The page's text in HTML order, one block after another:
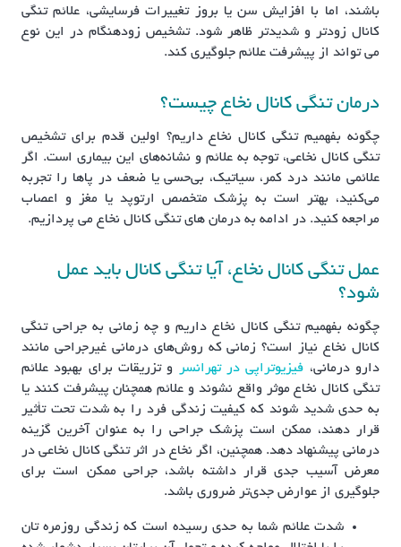
باشند، اما با افزایش سن یا بروز تغییرات فرسایشی، علائم تنگی
کانال زودتر و شدیدتر ظاهر شود. تشخیص زودهنگام در این نوع
می تواند از پیشرفت علائم جلوگیری کند.
درمان تنگی کانال نخاع چیست؟
چگونه بفهمیم تنگی کانال نخاع داریم؟ اولین قدم برای تشخیص
تنگی کانال نخاعی، توجه به علائم و نشانه‌های این بیماری است. اگر
علائمی مانند درد کمر، سیاتیک، بی‌حسی یا ضعف در پاها را تجربه
می‌کنید، بهتر است به پزشک متخصص ارتوپد یا مغز و اعصاب
مراجعه کنید. در ادامه به درمان های تنگی کانال نخاع می پردازیم.
عمل تنگی کانال نخاع، آیا تنگی کانال باید عمل
شود؟
چگونه بفهمیم تنگی کانال نخاع داریم و چه زمانی به جراحی تنگی
کانال نخاع نیاز است؟ زمانی که روش‌های درمانی غیرجراحی مانند
دارو درمانی، فیزیوتراپی در تهرانسر
و تزریقات برای بهبود علائم
تنگی کانال نخاع موثر واقع نشوند و علائم همچنان پیشرفت کنند یا
به حدی شدید شوند که کیفیت زندگی فرد را به شدت تحت تأثیر
قرار دهند، ممکن است پزشک جراحی را به عنوان آخرین گزینه
درمانی پیشنهاد دهد. همچنین، اگر نخاع در اثر تنگی کانال نخاعی در
معرض آسیب جدی قرار داشته باشد، جراحی ممکن است برای
جلوگیری از عوارض جدی‌تر ضروری باشد.
شدت علائم شما به حدی رسیده است که زندگی روزمره تان